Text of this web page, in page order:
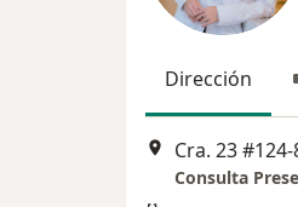
Dirección
Cra. 23
Consulta